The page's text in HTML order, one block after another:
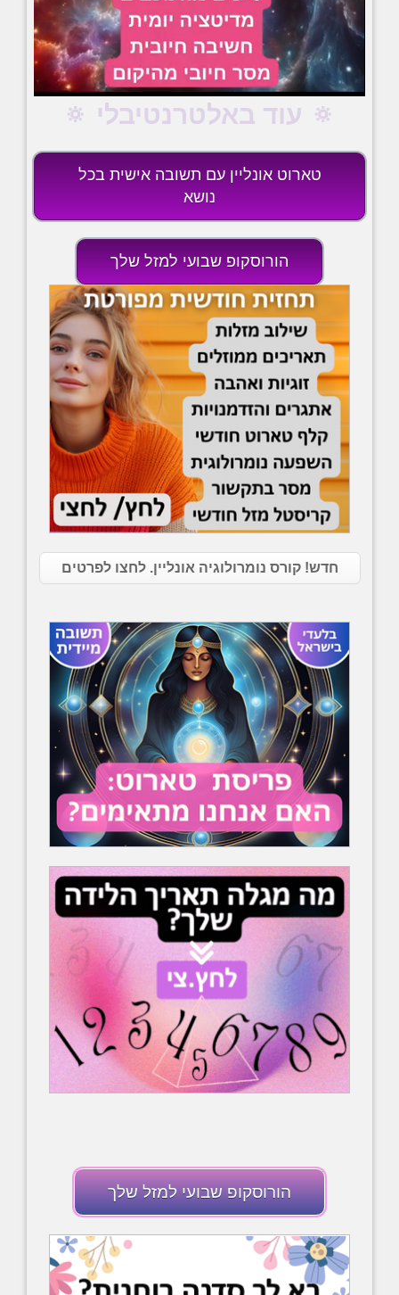
🔅 עוד באלטרנטיבלי 🔅
טארוט אונליין עם תשובה אישית בכל
נושא
הורוסקופ שבועי למזל שלך
חדש! קורס נומרולוגיה אונליין. לחצו לפרטים
הורוסקופ שבועי למזל שלך